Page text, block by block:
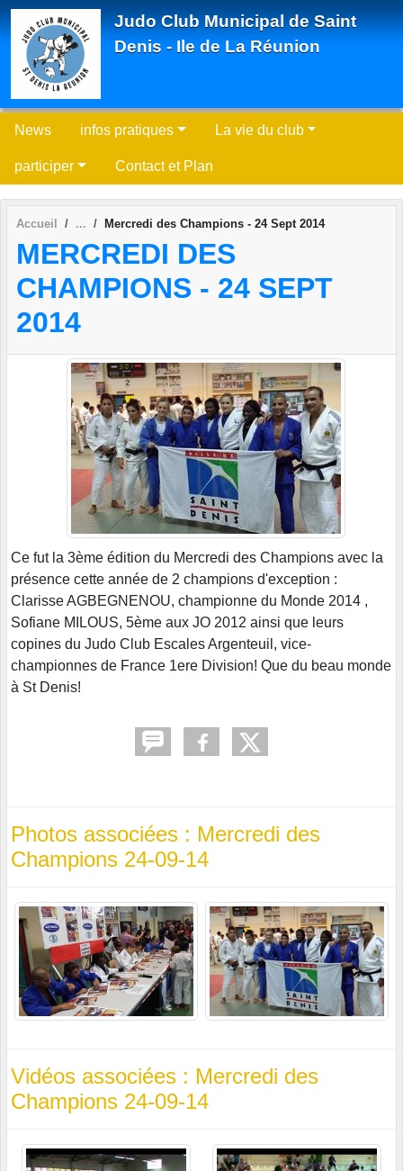
Judo Club Municipal de Saint
Denis - Ile de La Réunion
News infos pratiques La vie du club
participer Contact et Plan
Accueil Mercredi des Champions - 24 Sept 2014
MERCREDI DES
CHAMPIONS - 24 SEPT
2014
Ce fut la 3ème édition du Mercredi des Champions avec la
présence cette année de 2 champions d'exception :
Clarisse AGBEGNENOU, championne du Monde 2014 ,
Sofiane MILOUS, 5ème aux JO 2012 ainsi que leurs
copines du Judo Club Escales Argenteuil, vice-
championnes de France 1ere Division! Que du beau monde
à St Denis!
Photos associées : Mercredi des
Champions 24-09-14
Vidéos associées : Mercredi des
Champions 24-09-14
Panneau de gestion des cookies